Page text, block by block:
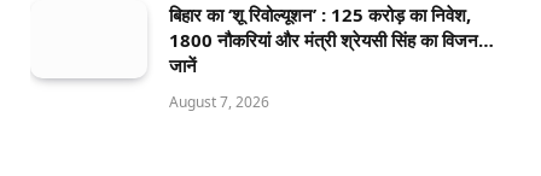
बिहार का ‘शू रिवोल्यूशन’ : 125 करोड़ का निवेश,
1800 नौकरियां और मंत्री श्रेयसी सिंह का विजन…
जानें
August 7, 2026